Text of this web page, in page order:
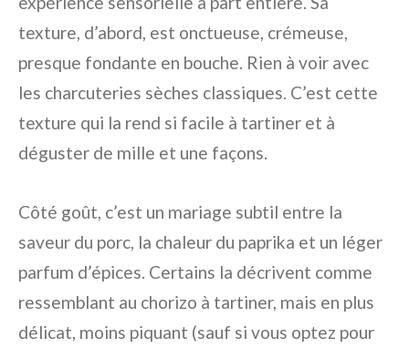
texture, d’abord, est onctueuse, crémeuse,
presque fondante en bouche. Rien à voir avec
les charcuteries sèches classiques. C’est cette
texture qui la rend si facile à tartiner et à
déguster de mille et une façons.
Côté goût, c’est un mariage subtil entre la
saveur du porc, la chaleur du paprika et un léger
parfum d’épices. Certains la décrivent comme
ressemblant au chorizo à tartiner, mais en plus
délicat, moins piquant (sauf si vous optez pour